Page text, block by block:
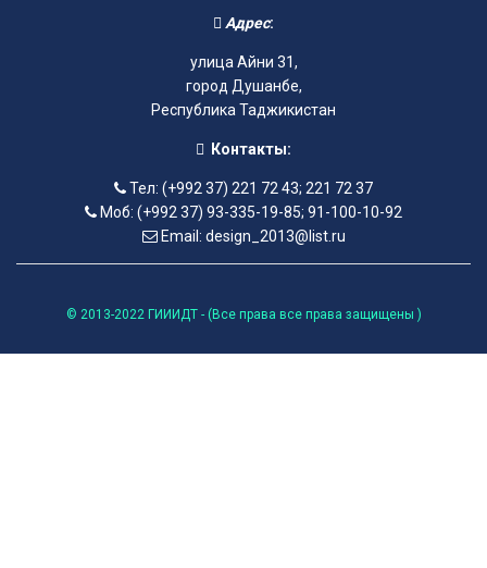
Адрес:
улица Айни 31,
город Душанбе,
Республика Таджикистан
Контакты:
Тел: (+992 37) 221 72 43; 221 72 37
Моб: (+992 37) 93-335-19-85; 91-100-10-92
Email: design_2013@list.ru
© 2013-2022 ГИИИДТ - (Все права все права защищены )